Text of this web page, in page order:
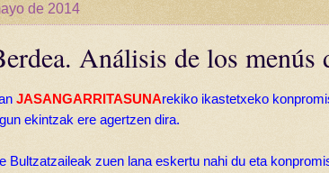
de 2014
Análisis de los menús
JASANGARRITASUNArekiko ikastetxeko
ekintzak ere agertzen dira.
Bultzatzaileak zuen lana eskertu nahi du eta